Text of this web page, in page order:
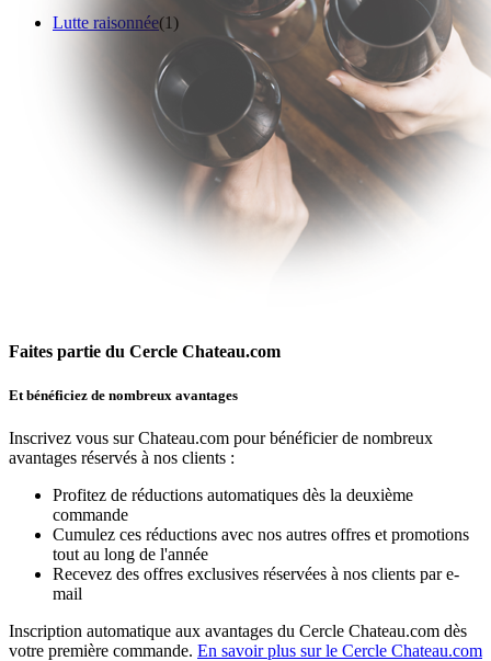
Lutte raisonnée(1)
Faites partie du Cercle Chateau.com
Et bénéficiez de nombreux avantages
Inscrivez vous sur Chateau.com pour bénéficier de nombreux
avantages réservés à nos clients :
Profitez de réductions automatiques dès la deuxième
commande
Cumulez ces réductions avec nos autres offres et promotions
tout au long de l'année
Recevez des offres exclusives réservées à nos clients par e-
mail
Inscription automatique aux avantages du Cercle Chateau.com dès
votre première commande. En savoir plus sur le Cercle Chateau.com